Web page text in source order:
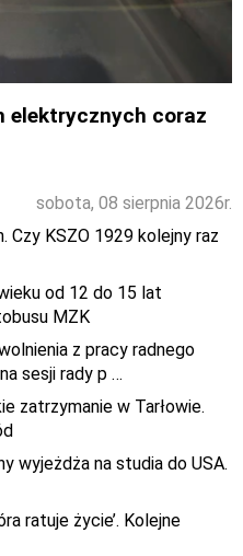
elektrycznych coraz
sobota, 08 sierpnia 2026r.
Czy KSZO 1929 kolejny raz
od 12 do 15 lat
MZK
z pracy radnego
sesji rady p …
zatrzymanie w Tarłowie.
wyjeżdża na studia do USA.
ratuje życie’. Kolejne